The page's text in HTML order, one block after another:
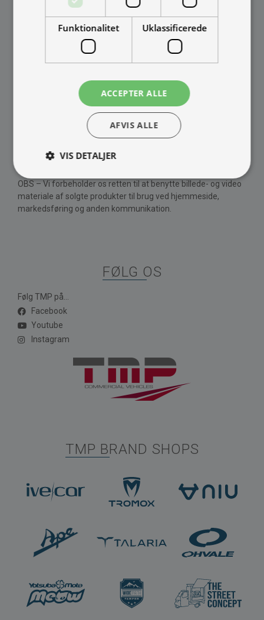
INFORMATION
Privatlivspolitik
OBS – Vi forbeholder os retten til at benytte billede- og video
materiale af solgte produkter til brug ved hjemmeside,
markedsføring og anden kommunikation.
FØLG OS
Følg TMP på...
Facebook
Youtube
Instagram
TMP BRAND SHOPS
Funktionalitet Uklassificerede
ACCEPTER ALLE
AFVIS ALLE
VIS DETALJER